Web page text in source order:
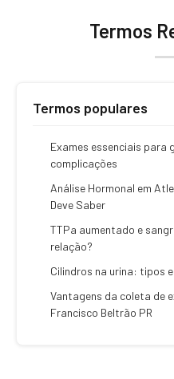
Termos
Termos populares
Exames essenciais
complicações
Análise Hormonal em
Deve Saber
TTPa aumentado e
relação?
Cilindros na urina: tipos
Vantagens da coleta de
Francisco Beltrão PR